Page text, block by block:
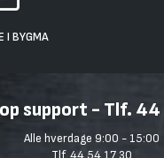
I BYGMA
support - Tlf.
Alle hverdage 9:00 - 15:00
Tlf. 44 54 17 30